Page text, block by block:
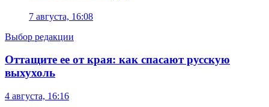
7 августа, 16:08
Выбор редакции
Оттащите ее от края: как спасают русскую
выхухоль
4 августа, 16:16